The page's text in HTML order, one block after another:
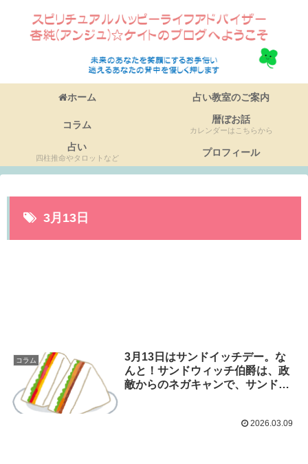
ホーム 占い教室のご案内
コラム 暦ぼお話
カレンダーはこちらから
占い
四柱推命やタロットなど プロフィール
3月13日
コラム
3月13日はサンドイッチデー。な
んと！サンドウィッチ伯爵は、政
敵からのネガキャンで、サンドイ
2026.03.09